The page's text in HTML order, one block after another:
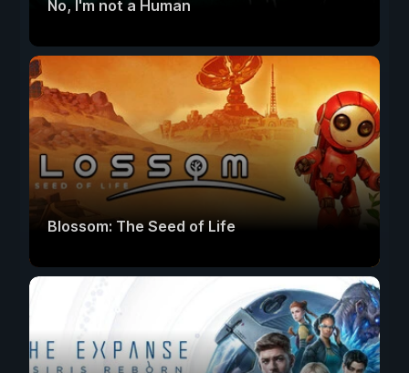
No, I'm not a Human
Blossom: The Seed of Life